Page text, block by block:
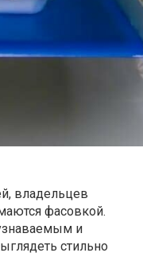
владельцев
фасовкой.
и
стильно